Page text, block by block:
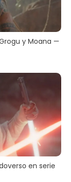
y Moana —
en serie